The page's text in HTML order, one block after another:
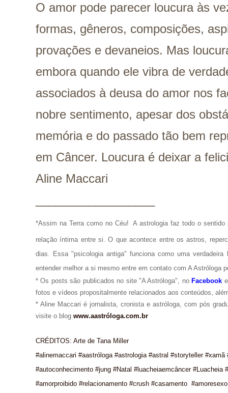
O amor pode parecer loucura às
formas, gêneros, composições,
provações e devaneios. Mas
embora quando ele vibra de
associados à deusa do amor nos
nobre sentimento, apesar dos
memória e do passado tão bem
em Câncer. Loucura é deixar a
Aline Maccari
*Assim na Terra como no Céu! A astrologia faz todo o
relação íntima entre si. O que acontece entre os astros,
dias. Essa "psicologia antiga" funciona como uma
entender melhor a si mesmo entre em contato com A Astróloga
* Os posts são publicados no site "A Astróloga", no Facebook
fotos e vídeos propositalmente relacionados aos conteúdos,
* Aline Maccari é jornalista, cronista e astróloga, com pós
visite o blog www.aastróloga.com.br
CRÉDITOS: Arte de Tana Miller
#alinemaccari #aastróloga #astrologia #astral #storyteller
#autoconhecimento #jung #Natal #luacheiaemcâncer #Luacheia
#amorproibido #relacionamento #crush #casamento